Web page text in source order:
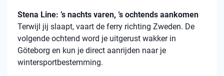
Stena Line: ’s nachts varen, ’s ochtends aankomen
Terwijl jij slaapt, vaart de ferry richting Zweden. De
volgende ochtend word je uitgerust wakker in
Göteborg en kun je direct aanrijden naar je
wintersportbestemming.